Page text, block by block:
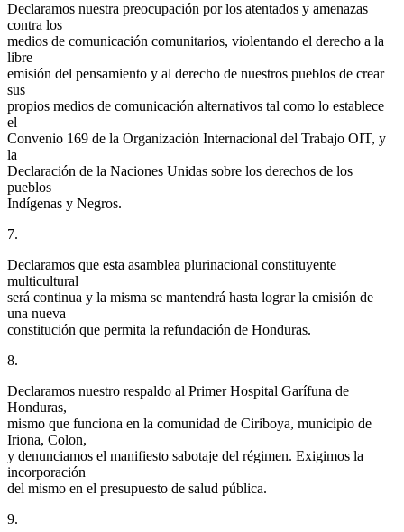
Declaramos nuestra preocupación por los atentados y amenazas
contra los
medios de comunicación comunitarios, violentando el derecho a la
libre
emisión del pensamiento y al derecho de nuestros pueblos de crear
sus
propios medios de comunicación alternativos tal como lo establece
el
Convenio 169 de la Organización Internacional del Trabajo OIT, y
la
Declaración de la Naciones Unidas sobre los derechos de los
pueblos
Indígenas y Negros.
7.
Declaramos que esta asamblea plurinacional constituyente
multicultural
será continua y la misma se mantendrá hasta lograr la emisión de
una nueva
constitución que permita la refundación de Honduras.
8.
Declaramos nuestro respaldo al Primer Hospital Garífuna de
Honduras,
mismo que funciona en la comunidad de Ciriboya, municipio de
Iriona, Colon,
y denunciamos el manifiesto sabotaje del régimen. Exigimos la
incorporación
del mismo en el presupuesto de salud pública.
9.